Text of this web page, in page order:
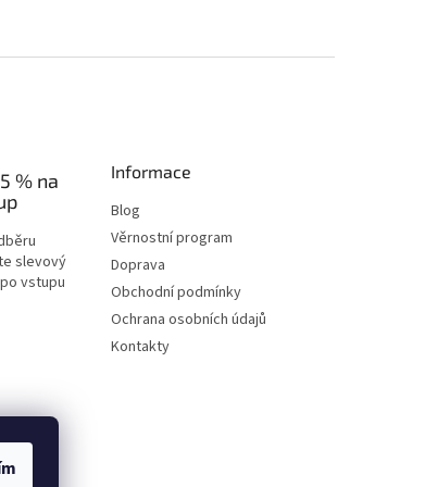
% na
slevový
vstupu
Informace
Blog
Věrnostní program
Doprava
Obchodní podmínky
Ochrana osobních údajů
Kontakty